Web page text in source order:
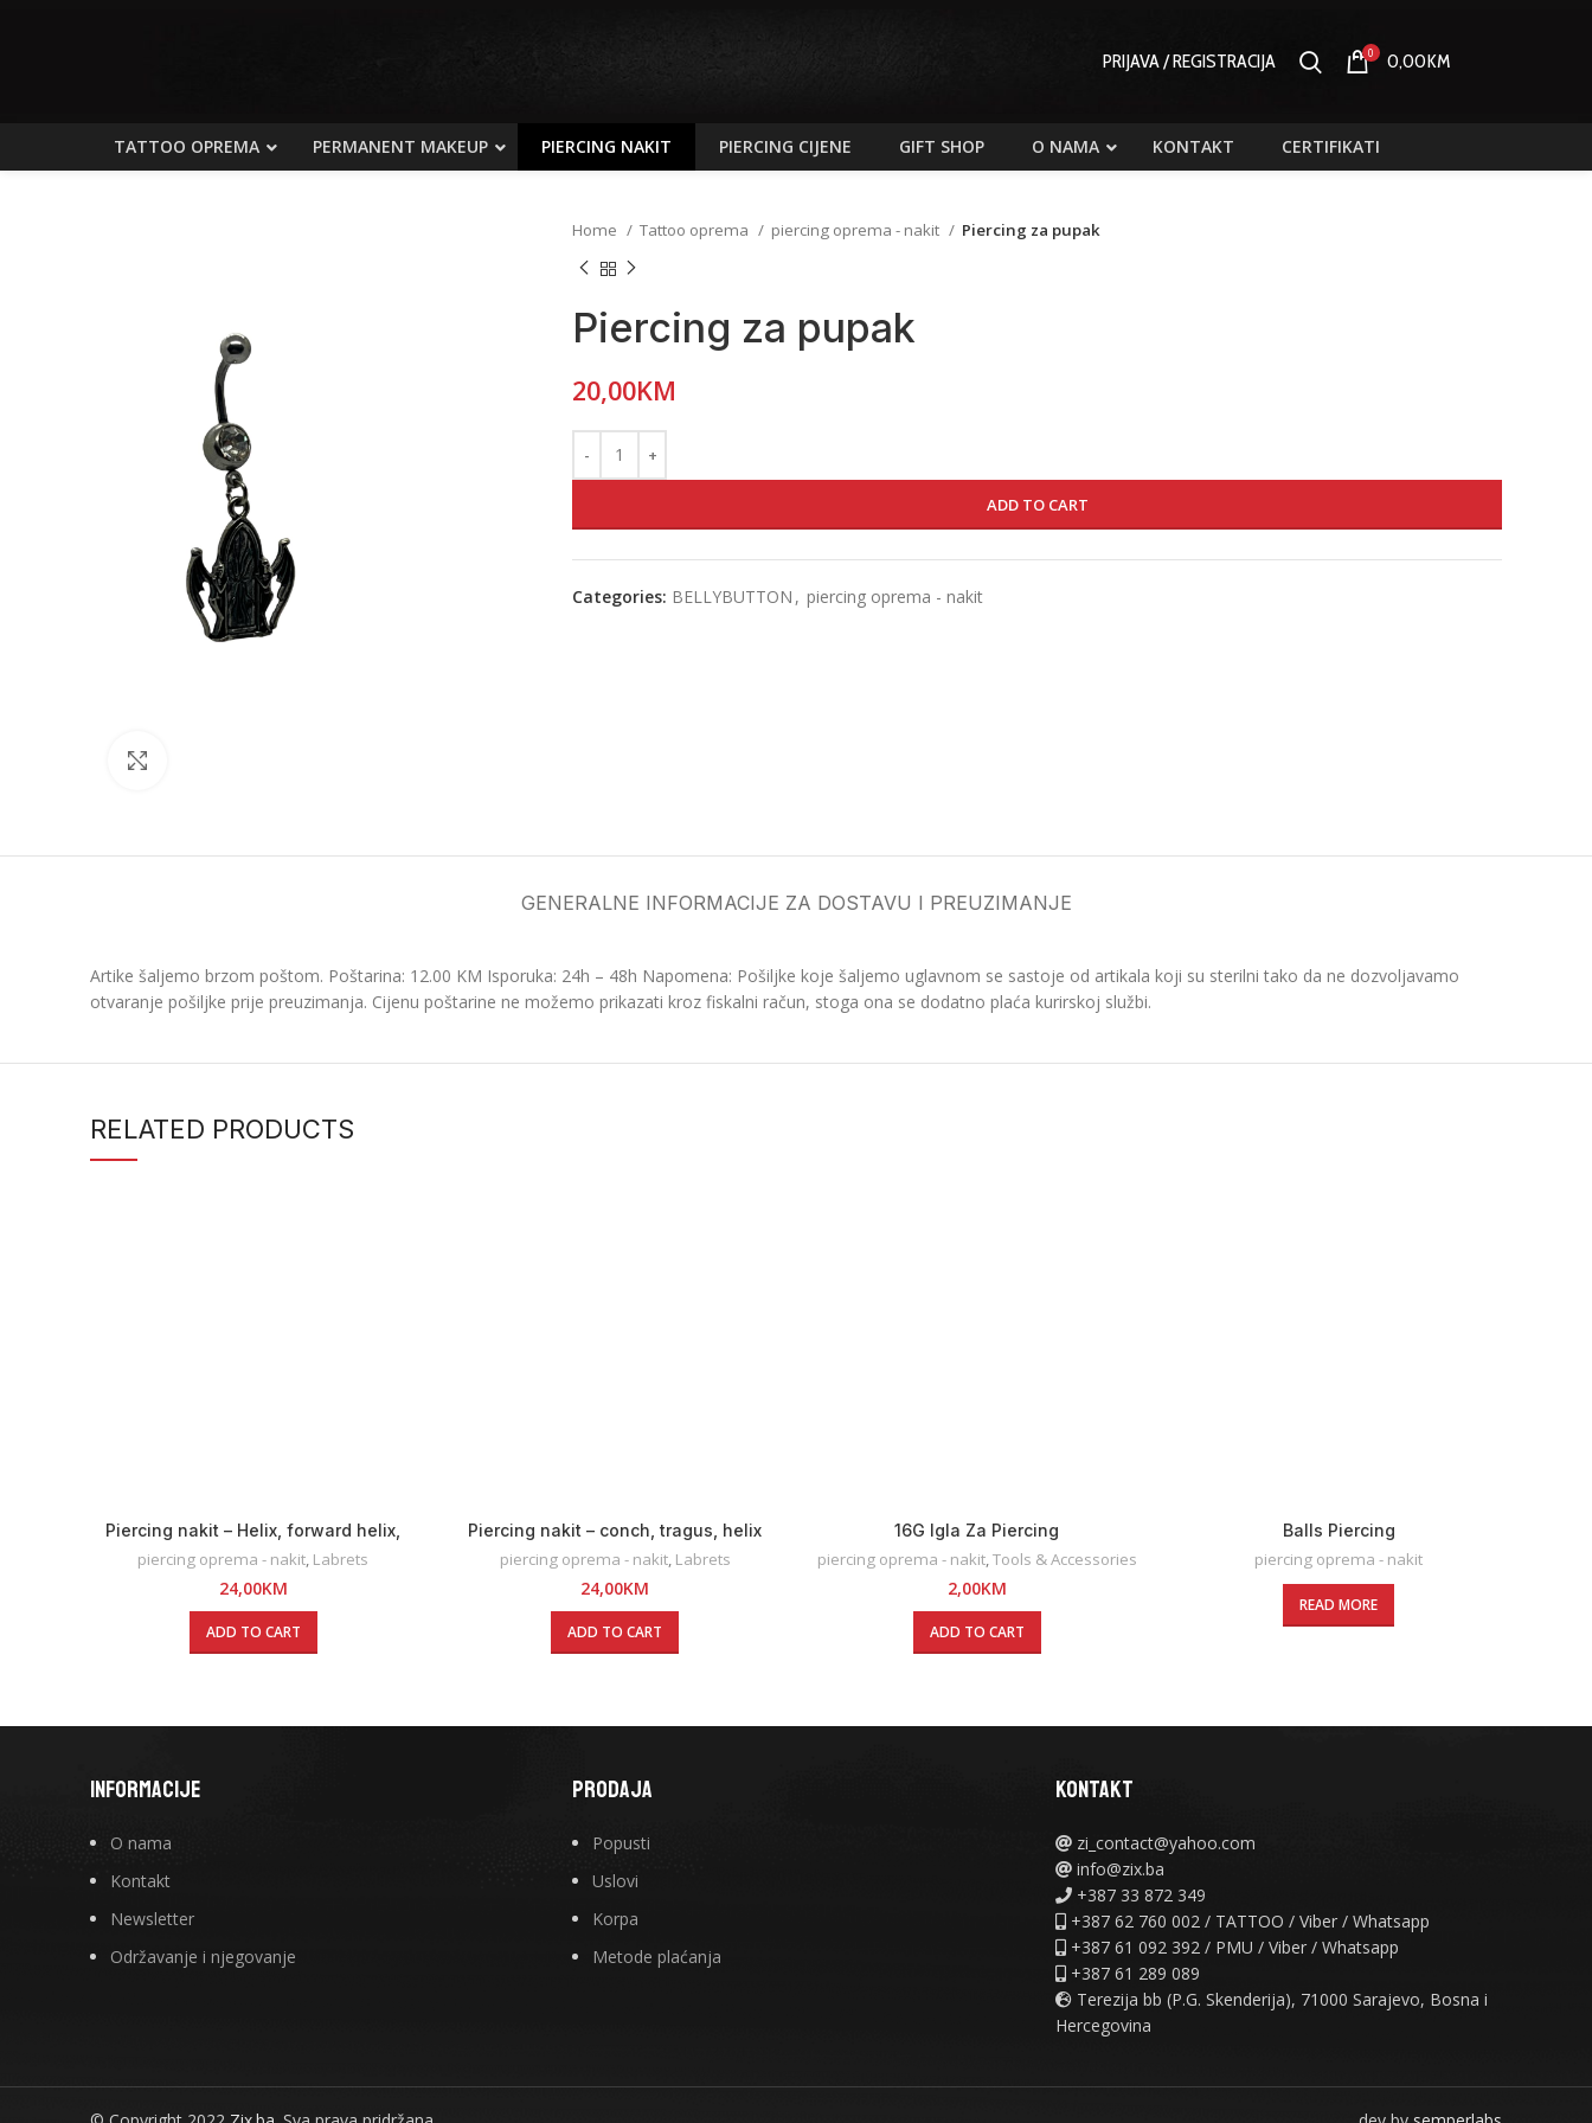
PRIJAVA / REGISTRACIJA 0 0,00KM
TATTOO OPREMA PERMANENT MAKEUP PIERCING NAKIT PIERCING CIJENE GIFT SHOP O NAMA KONTAKT CERTIFIKATI
Home Tattoo oprema piercing oprema - nakit Piercing za pupak
Piercing za pupak
20,00KM
ADD TO CART
Categories: BELLYBUTTON , piercing oprema - nakit
GENERALNE INFORMACIJE ZA DOSTAVU I PREUZIMANJE
Artike šaljemo brzom poštom. Poštarina: 12.00 KM Isporuka: 24h – 48h Napomena: Pošiljke koje šaljemo uglavnom se sastoje od artikala koji su sterilni tako da ne dozvoljavamo
otvaranje pošiljke prije preuzimanja. Cijenu poštarine ne možemo prikazati kroz fiskalni račun, stoga ona se dodatno plaća kurirskoj službi.
RELATED PRODUCTS
Piercing nakit – Helix, forward helix,
lobe, flat
piercing oprema - nakit, Labrets
24,00KM
ADD TO CART
Piercing nakit – conch, tragus, helix
piercing oprema - nakit, Labrets
24,00KM
ADD TO CART
16G Igla Za Piercing
piercing oprema - nakit,Tools & Accessories
2,00KM
ADD TO CART
Balls Piercing
piercing oprema - nakit
READ MORE
INFORMACIJE
O nama
Kontakt
Newsletter
Održavanje i njegovanje
PRODAJA
Popusti
Uslovi
Korpa
Metode plaćanja
KONTAKT
zi_contact@yahoo.com
info@zix.ba
+387 33 872 349
+387 62 760 002 / TATTOO / Viber / Whatsapp
+387 61 092 392 / PMU / Viber / Whatsapp
+387 61 289 089
Terezija bb (P.G. Skenderija), 71000 Sarajevo, Bosna i
Hercegovina